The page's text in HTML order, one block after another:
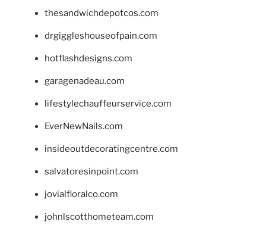
thesandwichdepotcos.com
drgiggleshouseofpain.com
hotflashdesigns.com
garagenadeau.com
lifestylechauffeurservice.com
EverNewNails.com
insideoutdecoratingcentre.com
salvatoresinpoint.com
jovialfloralco.com
johnlscotthometeam.com